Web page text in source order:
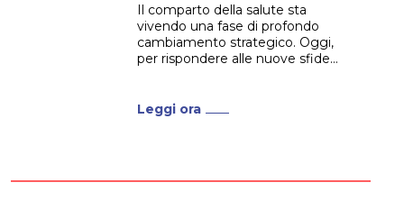
Il comparto della salute sta
vivendo una fase di profondo
cambiamento strategico. Oggi,
per rispondere alle nuove sfide
mercato richiede profili capaci di
Leggi ora